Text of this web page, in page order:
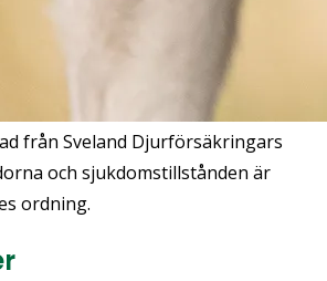
från Sveland Djurförsäkringars
och sjukdomstillstånden är
ordning.